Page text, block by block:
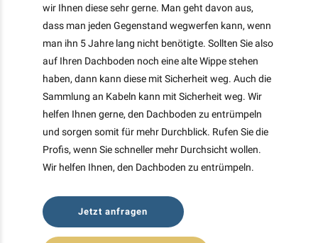
wir Ihnen diese sehr gerne. Man geht davon aus,
dass man jeden Gegenstand wegwerfen kann, wenn
man ihn 5 Jahre lang nicht benötigte. Sollten Sie also
auf Ihren Dachboden noch eine alte Wippe stehen
haben, dann kann diese mit Sicherheit weg. Auch die
Sammlung an Kabeln kann mit Sicherheit weg. Wir
helfen Ihnen gerne, den Dachboden zu entrümpeln
und sorgen somit für mehr Durchblick. Rufen Sie die
Profis, wenn Sie schneller mehr Durchsicht wollen.
Wir helfen Ihnen, den Dachboden zu entrümpeln.
Jetzt anfragen